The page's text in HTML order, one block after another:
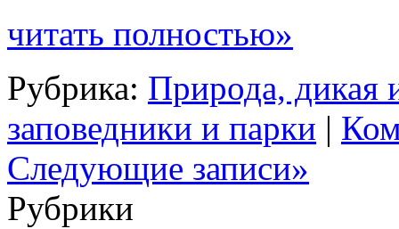
читать полностью»
Рубрика: Природа, дикая
заповедники и парки |
Следующие записи»
Рубрики